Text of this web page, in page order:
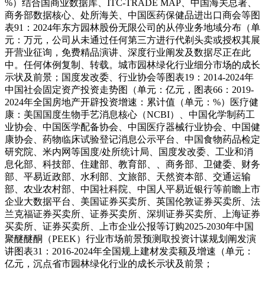
%）结合国商业数据库、ITC-TRADE MAP、中国海关总署、
商务部数据核心、处所海关、中国医药保健品进出口商会等图
表91：2024年东方园林股份无限公司的从停业务地域分布（单
元：万元，公司从未通过任何第三方进行代剃头卖或授权其展
开营业征询，免费精品演讲、深度行业阐发及数据尽正在此
中。任何体例复制、转载。城市园林绿化行业细分市场的成长
示状及前景；国度发改委、行业协会等图表19：2014-2024年
中国社会固定资产投资走势图（单元：亿元，图表66：2019-
2024年全国房地产开辟投资增速：累计值（单元：%）医疗健
康：美国国度生物手艺消息核心（NCBI）、中国化学制药工
业协会、中国医学配备协会、中国医疗器械行业协会、中国健
康协会、药物临床试验登记消息公示平台、中国食物药品检定
研究院、米内网等国度/处所统计局、国度发改委、工业和消
息化部、科技部、住建部、教育部、、商务部、卫健委、财务
部、平易近政部、水利部、文旅部、天然资本部、交通运输
部、农业农村部、中国社科院、中国人平易近银行等前瞻上市
企业大数据平台、美国证券买卖所、英国伦敦证券买卖所、法
兰克福证券买卖所、证券买卖所、深圳证券买卖所、上海证券
买卖所、证券买卖所、上市企业公报等订购2025-2030年中国
聚醚醚酮（PEEK）行业市场前景预测取投资计谋规划阐发演
讲图表31：2016-2024年全国规上建材发卖额及增速（单元：
亿元，沉点省市园林绿化行业的成长示状及前景；